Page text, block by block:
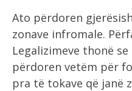
Ato përdoren
zonave infromale.
Legalizimeve thonë
përdoren vetëm për
pra të tokave që janë